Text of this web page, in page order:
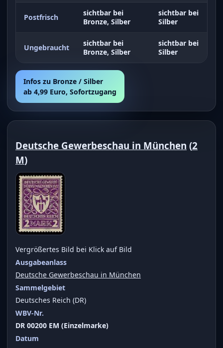
Postfrisch
sichtbar bei
Bronze, Silber
sichtbar bei
Silber
Ungebraucht
sichtbar bei
Bronze, Silber
sichtbar bei
Silber
Infos zu Bronze / Silber
ab 4,99 Euro, Sofortzugang
Deutsche Gewerbeschau in München (2
M)
Vergrößertes Bild bei Klick auf Bild
Ausgabeanlass
Deutsche Gewerbeschau in München
Sammelgebiet
Deutsches Reich (DR)
WBV-Nr.
DR 00200 EM (Einzelmarke)
Datum